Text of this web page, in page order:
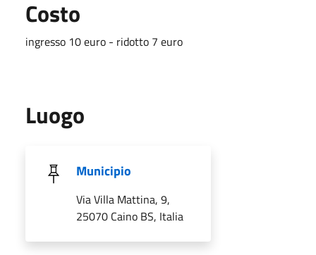
Costo
ingresso 10 euro - ridotto 7 euro
Luogo
Municipio
Via Villa Mattina, 9,
25070 Caino BS, Italia